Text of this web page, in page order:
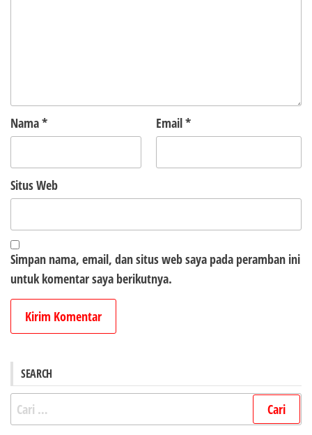
Nama* Email*
Situs Web
Simpan nama, email, dan situs web saya pada peramban ini
untuk komentar saya berikutnya.
SEARCH
Cari
untuk: